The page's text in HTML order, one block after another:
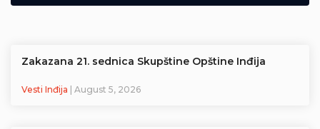
Zakazana 21. sednica Skupštine Opštine Inđija
Vesti Inđija | August 5, 2026